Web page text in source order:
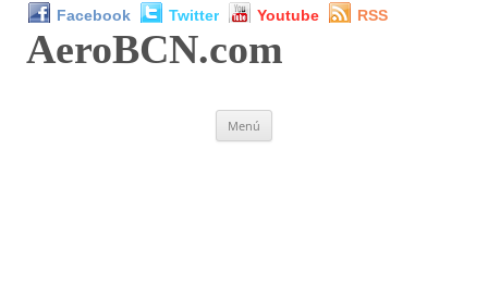
Facebook Twitter Youtube RSS
AeroBCN.com
Menú